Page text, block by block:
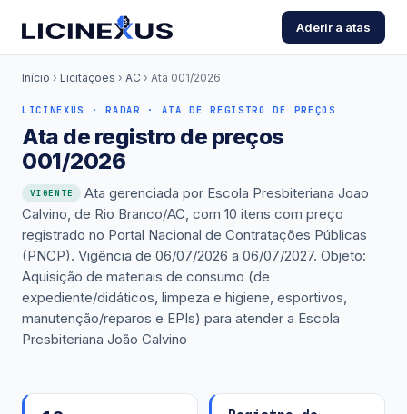
Aderir a atas
Início › Licitações › AC › Ata 001/2026
LICINEXUS · RADAR · ATA DE REGISTRO DE PREÇOS
Ata de registro de preços
001/2026
VIGENTE
Ata gerenciada por Escola Presbiteriana Joao
Calvino, de Rio Branco/AC, com 10 itens com preço
registrado no Portal Nacional de Contratações Públicas
(PNCP). Vigência de 06/07/2026 a 06/07/2027. Objeto:
Aquisição de materiais de consumo (de
expediente/didáticos, limpeza e higiene, esportivos,
manutenção/reparos e EPIs) para atender a Escola
Presbiteriana João Calvino